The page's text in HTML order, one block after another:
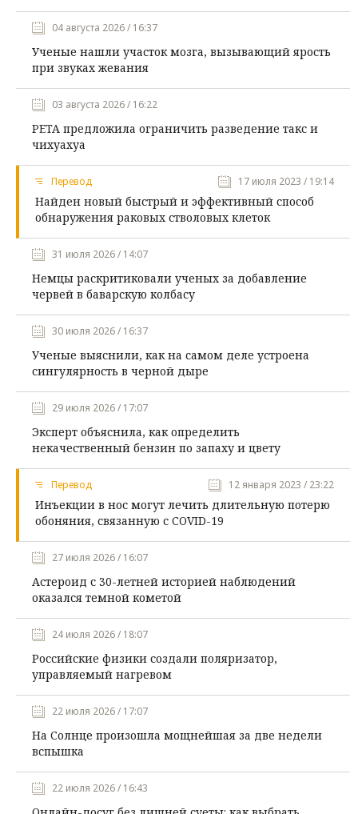
04 августа 2026 / 16:37
Ученые нашли участок мозга, вызывающий ярость
при звуках жевания
03 августа 2026 / 16:22
PETA предложила ограничить разведение такс и
чихуахуа
Перевод 17 июля 2023 / 19:14
Найден новый быстрый и эффективный способ
обнаружения раковых стволовых клеток
31 июля 2026 / 14:07
Немцы раскритиковали ученых за добавление
червей в баварскую колбасу
30 июля 2026 / 16:37
Ученые выяснили, как на самом деле устроена
сингулярность в черной дыре
29 июля 2026 / 17:07
Эксперт объяснила, как определить
некачественный бензин по запаху и цвету
Перевод 12 января 2023 / 23:22
Инъекции в нос могут лечить длительную потерю
обоняния, связанную с COVID-19
27 июля 2026 / 16:07
Астероид с 30-летней историей наблюдений
оказался темной кометой
24 июля 2026 / 18:07
Российские физики создали поляризатор,
управляемый нагревом
22 июля 2026 / 17:07
На Солнце произошла мощнейшая за две недели
вспышка
22 июля 2026 / 16:43